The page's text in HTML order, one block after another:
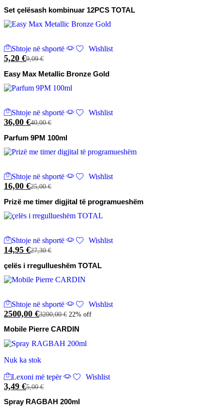
Set çelësash kombinuar 12PCS TOTAL
Shtoje në shportë Wishlist
5,20 €9,09€
Easy Max Metallic Bronze Gold
Shtoje në shportë Wishlist
36,00 €40,00€
Parfum 9PM 100ml
Shtoje në shportë Wishlist
16,00 €25,00€
Prizë me timer digjital të programueshëm
Shtoje në shportë Wishlist
14,95 €27,30€
çelës i rregullueshëm TOTAL
Shtoje në shportë Wishlist
2500,00 €3200,00€ 22% off
Mobile Pierre CARDIN
Nuk ka stok
Lexoni më tepër Wishlist
3,49 €5,00€
Spray RAGBAH 200ml